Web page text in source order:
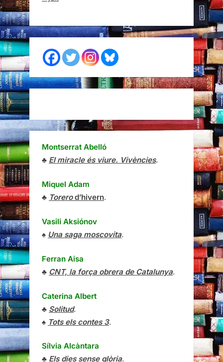
Montserrat Abelló
♣ El miracle és viure. Vivències.
Miquel Adam
♣ Torerod’hivern.
Vasili Aksiónov
♠ Una saga moscovita.
Ferran Aisa
♣ CNT, la força obrera de Catalunya.
Caterina Albert
♣ Solitud.
♠ Tots els contes 3.
Sílvia Alcàntara
♣ Els dies sense glòria.